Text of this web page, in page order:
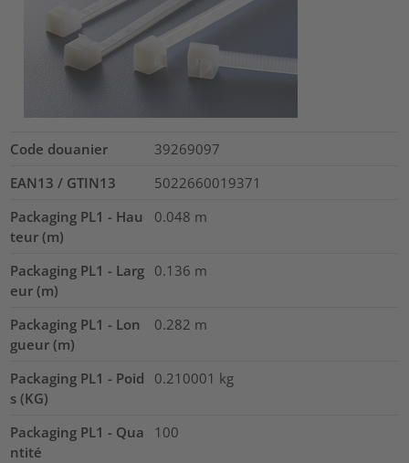
Code douanier
39269097
EAN13 / GTIN13
5022660019371
Packaging PL1 - Hau
teur (m)
0.048 m
Packaging PL1 - Larg
eur (m)
0.136 m
Packaging PL1 - Lon
gueur (m)
0.282 m
Packaging PL1 - Poid
s (KG)
0.210001 kg
Packaging PL1 - Qua
ntité
100